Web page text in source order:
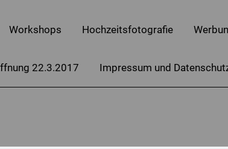
Workshops Hochzeitsfotografie
22.3.2017 Impressum und